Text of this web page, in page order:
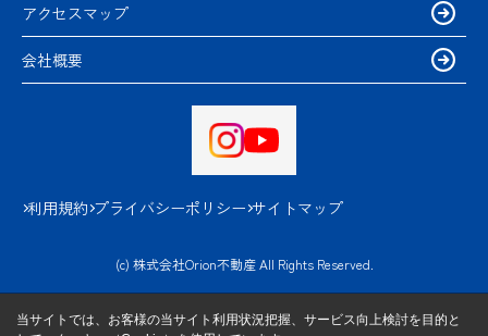
アクセスマップ
会社概要
利用規約 プライバシーポリシー サイトマップ
(c) 株式会社Orion不動産 All Rights Reserved.
当サイトでは、お客様の当サイト利用状況把握、サービス向上検討を目的と